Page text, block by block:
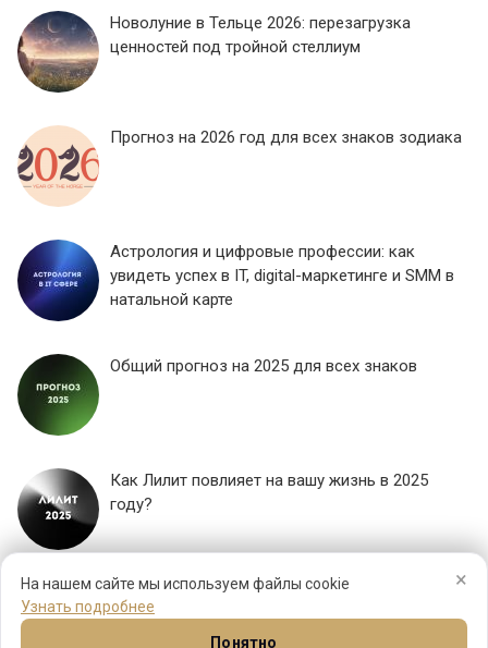
×
На нашем сайте мы используем файлы cookie
Узнать подробнее
Понятно
Новолуние в Тельце 2026: перезагрузка
ценностей под тройной стеллиум
Прогноз на 2026 год для всех знаков зодиака
Астрология и цифровые профессии: как
увидеть успех в IT, digital-маркетинге и SMM в
натальной карте
Общий прогноз на 2025 для всех знаков
Как Лилит повлияет на вашу жизнь в 2025
году?
ЕЩЕ...